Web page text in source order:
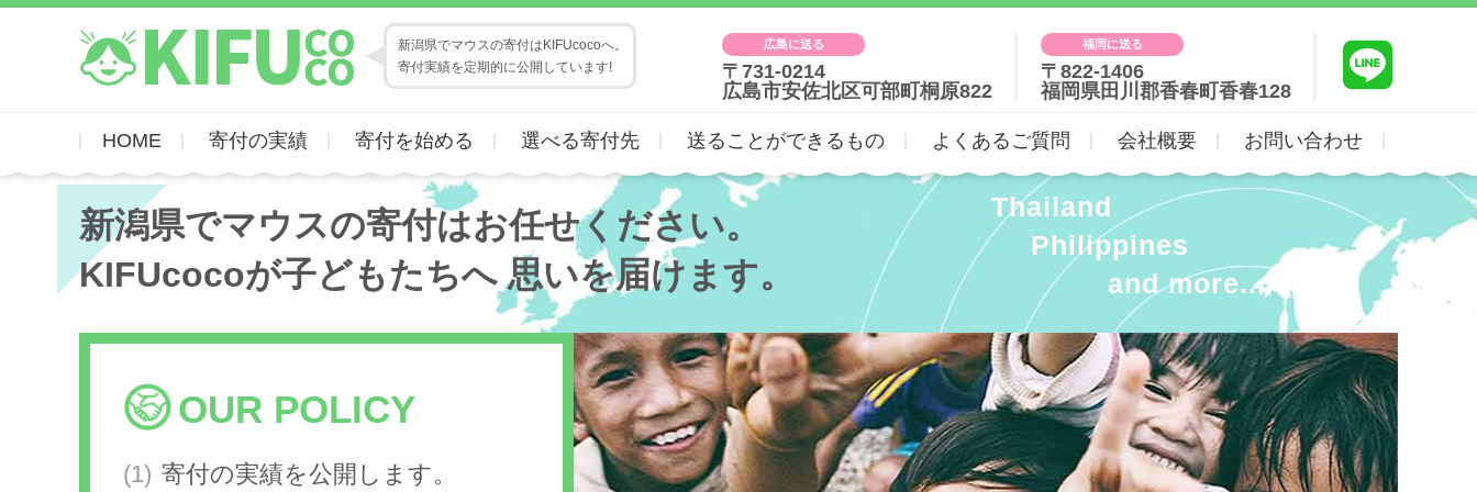
新潟県でマウスの寄付はKIFUcocoへ。
寄付実績を定期的に公開しています!
広島に送る
〒731-0214
広島市安佐北区可部町桐原822
福岡に送る
〒822-1406
福岡県田川郡香春町香春128
HOME 寄付の実績 寄付を始める 選べる寄付先 送ることができるもの よくあるご質問 会社概要 お問い合わせ
新潟県でマウスの寄付はお任せください。
KIFUcocoが子どもたちへ思いを届けます。
Thailand
Philippines
and more...
OUR POLICY
寄付の実績を公開します。